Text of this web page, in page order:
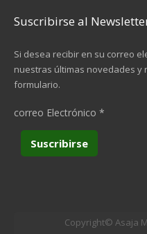
Suscribirse al
Si desea recibir en su correo
nuestras últimas novedades y
formulario.
correo Electrónico *
Copyright© Asaja